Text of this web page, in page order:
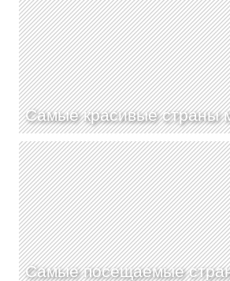
Самые красивые страны
Самые посещаемые